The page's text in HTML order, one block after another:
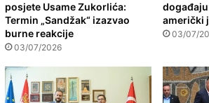
posjete Usame Zukorlića:
Termin „Sandžak“ izazvao
burne reakcije
03/07/2026
američki
03/07/